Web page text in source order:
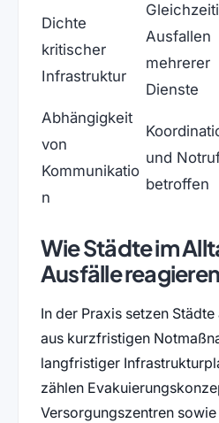
Dichte
kritischer
Infrastruktur
Ausfallen
mehrerer
Dienste
Abhängigkeit
von
Kommunikatio
n
und
betroffen
Wie Städte im
Ausfälle
In der Praxis setzen
aus kurzfristigen
langfristiger
zählen
Versorgungszentren